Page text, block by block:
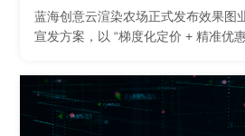
蓝海创意云渲染农场正式发布效果图
宣发方案，以 “梯度化定价 + 精准优
差异化优势，全面对标行业同类服务